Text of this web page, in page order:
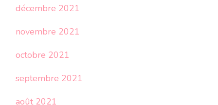
décembre 2021
novembre 2021
octobre 2021
septembre 2021
août 2021